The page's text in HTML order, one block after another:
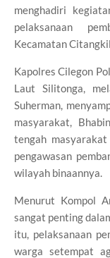
menghadiri
pelaksanaan
Kecamatan
Kapolres Cilegon
Laut Silitonga,
Suherman,
masyarakat,
tengah
pengawasan
wilayah binaannya.
Menurut Kompol
sangat penting
itu, pelaksanaan
warga setempat